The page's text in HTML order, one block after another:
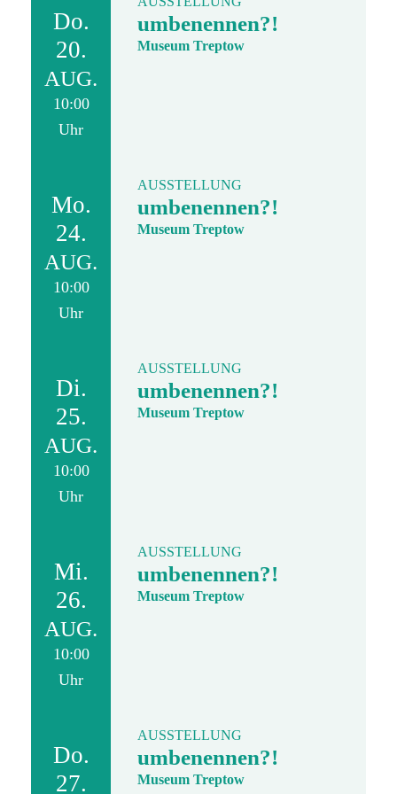
Do.
20.
AUG.
10:00
Uhr
umbenennen?!
Museum Treptow
Mo.
24.
AUG.
10:00
Uhr
AUSSTELLUNG
umbenennen?!
Museum Treptow
Di.
25.
AUG.
10:00
Uhr
AUSSTELLUNG
umbenennen?!
Museum Treptow
Mi.
26.
AUG.
10:00
Uhr
AUSSTELLUNG
umbenennen?!
Museum Treptow
Do.
27.
AUSSTELLUNG
umbenennen?!
Museum Treptow